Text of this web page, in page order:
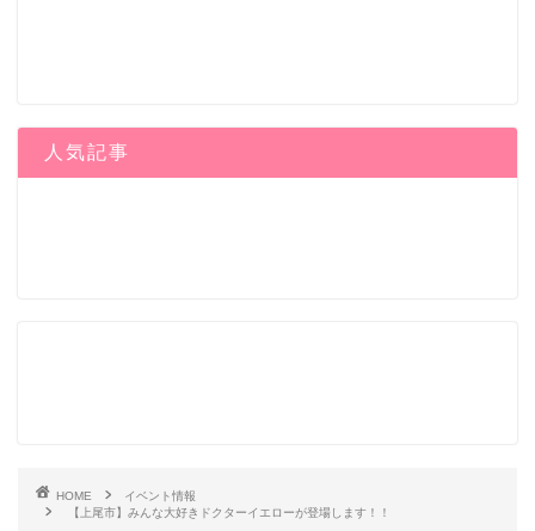
人気記事
HOME
イベント情報
【上尾市】みんな大好きドクターイエローが登場します！！